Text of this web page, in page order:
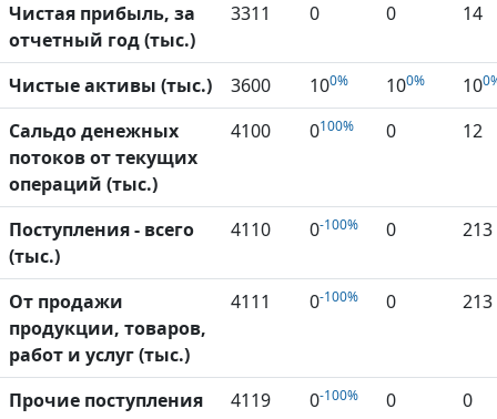
Чистая прибыль, за
отчетный год (тыс.)
3311 0 0 14
Чистые активы (тыс.) 3600 100% 100% 10
Сальдо денежных
потоков от текущих
операций (тыс.)
4100 0100% 0 12
Поступления - всего
(тыс.)
4110 0-100% 0 213
От продажи
продукции, товаров,
работ и услуг (тыс.)
4111 0-100% 0 213
Прочие поступления
4119 0-100% 0 0